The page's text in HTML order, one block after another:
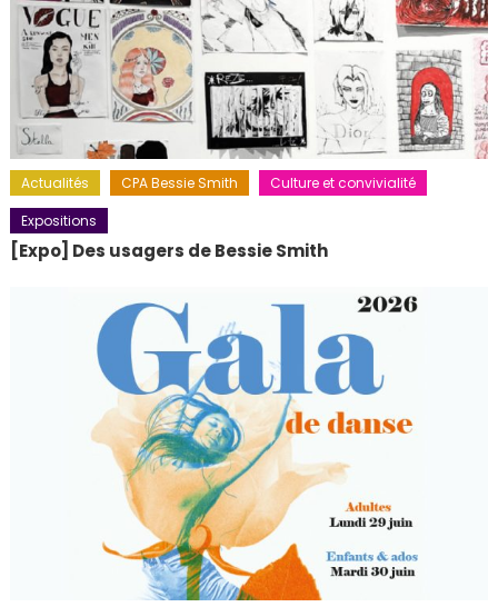
Actualités CPA Bessie Smith
Culture et convivialité
Expositions
[Expo] Des usagers de Bessie Smith